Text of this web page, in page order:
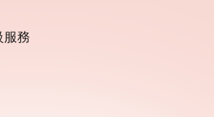
服務